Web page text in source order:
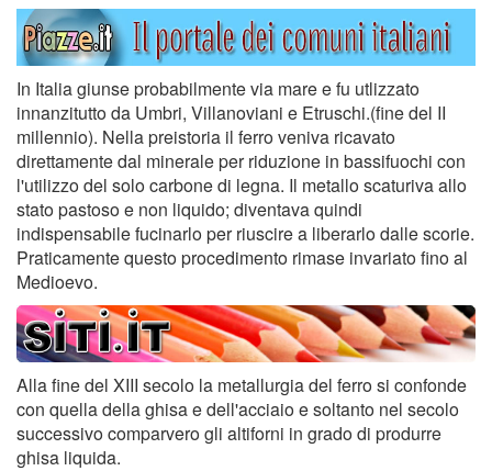
In Italia giunse probabilmente via mare e fu utlizzato
innanzitutto da Umbri, Villanoviani e Etruschi.(fine del II
millennio). Nella preistoria il ferro veniva ricavato
direttamente dal minerale per riduzione in bassifuochi con
l'utilizzo del solo carbone di legna. Il metallo scaturiva allo
stato pastoso e non liquido; diventava quindi
indispensabile fucinarlo per riuscire a liberarlo dalle scorie.
Praticamente questo procedimento rimase invariato fino al
Medioevo.
Alla fine del XIII secolo la metallurgia del ferro si confonde
con quella della ghisa e dell'acciaio e soltanto nel secolo
successivo comparvero gli altiforni in grado di produrre
ghisa liquida.